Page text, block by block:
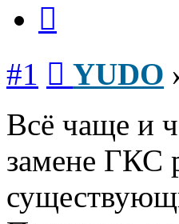
#1 YUDO
Всё чаще и
замене ГКС